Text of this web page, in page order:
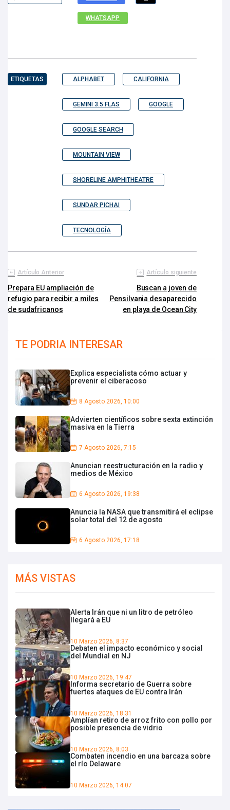
WHATSAPP
ETIQUETAS ALPHABET CALIFORNIA
GEMINI 3.5 FLAS GOOGLE
GOOGLE SEARCH
MOUNTAIN VIEW
SHORELINE AMPHITHEATRE
SUNDAR PICHAI
TECNOLOGÍA
Artículo Anterior
Prepara EU ampliación de
refugio para recibir a miles
de sudafricanos
Artículo siguiente
Buscan a joven de
Pensilvania desaparecido
en playa de Ocean City
TE PODRIA INTERESAR
Explica especialista cómo actuar y
prevenir el ciberacoso
8 Agosto 2026, 10:00
Advierten científicos sobre sexta extinción
masiva en la Tierra
7 Agosto 2026, 7:15
Anuncian reestructuración en la radio y
medios de México
6 Agosto 2026, 19:38
Anuncia la NASA que transmitirá el eclipse
solar total del 12 de agosto
6 Agosto 2026, 17:18
MÁS VISTAS
Alerta Irán que ni un litro de petróleo
llegará a EU
10 Marzo 2026, 8:37
Debaten el impacto económico y social
del Mundial en NJ
10 Marzo 2026, 19:47
Informa secretario de Guerra sobre
fuertes ataques de EU contra Irán
10 Marzo 2026, 18:31
Amplían retiro de arroz frito con pollo por
posible presencia de vidrio
10 Marzo 2026, 8:03
Combaten incendio en una barcaza sobre
el río Delaware
10 Marzo 2026, 14:07